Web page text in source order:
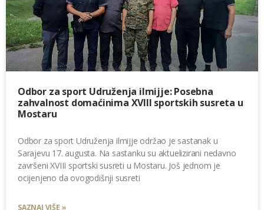
Odbor za sport Udruženja ilmijje: Posebna
zahvalnost domaćinima XVIII sportskih susreta u
Mostaru
Odbor za sport Udruženja ilmijje održao je sastanak u
Sarajevu 17. augusta. Na sastanku su aktuelizirani nedavno
završeni XVIII sportski susreti u Mostaru. Još jednom je
ocijenjeno da ovogodišnji susreti
SAZNAJ VIŠE »